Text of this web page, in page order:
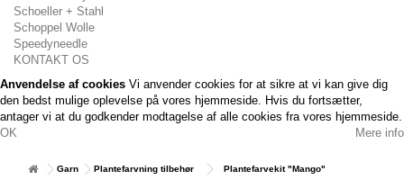
Schoeller + Stahl
Schoppel Wolle
Speedyneedle
KONTAKT OS
Anvendelse af cookies Vi anvender cookies for at sikre at vi kan give dig
den bedst mulige oplevelse på vores hjemmeside. Hvis du fortsætter,
antager vi at du godkender modtagelse af alle cookies fra vores hjemmeside.
OK
Mere info
Garn Plantefarvning tilbehør Plantefarvekit "Mango"